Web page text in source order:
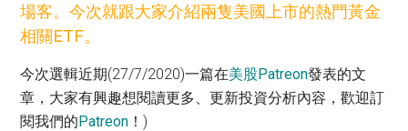
場客。今次就跟大家介紹兩隻美國上市的熱門黃金
相關ETF。
今次選輯近期(27/7/2020)一篇在美股Patreon發表的文
章，大家有興趣想閱讀更多、更新投資分析內容，歡迎訂
閱我們的Patreon ！)